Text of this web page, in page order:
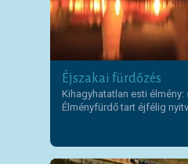
Éjszakai fürdőzés
Kihagyhatatlan esti
Élményfürdő tart éjfélig